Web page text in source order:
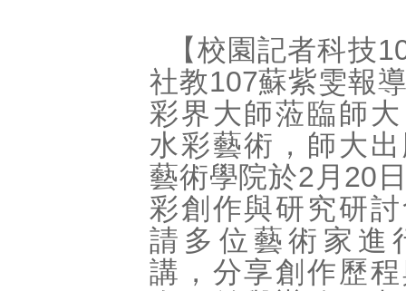
【校園記者科技
社教107蘇紫雯報
彩界大師蒞臨師
水彩藝術，師大
藝術學院於2月20
彩創作與研究研
請多位藝術家進
講，分享創作歷